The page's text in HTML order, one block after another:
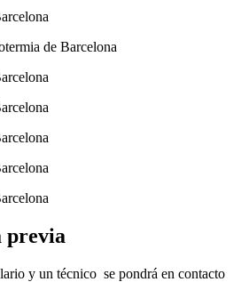
previa
y un técnico se pondrá en contacto